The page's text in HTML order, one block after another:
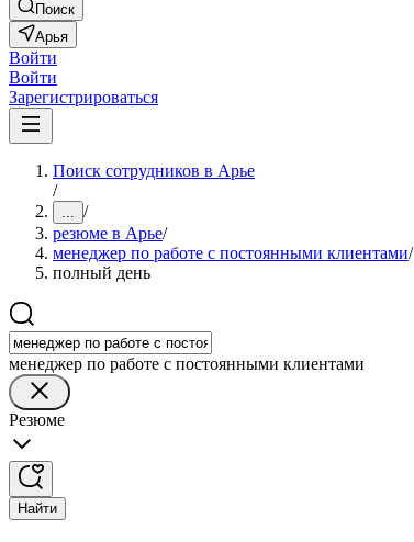
Поиск
Арья
Войти
Войти
Зарегистрироваться
Поиск сотрудников в Арье
/
... /
резюме в Арье/
менеджер по работе с постоянными клиентами/
полный день
менеджер по работе с постоянными клиентами
Резюме
Найти